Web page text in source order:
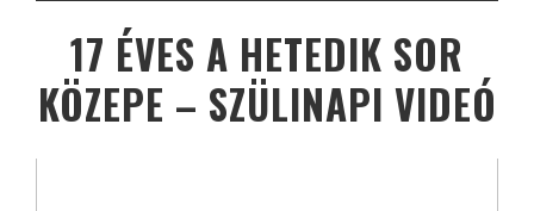
17 ÉVES A HETEDIK SOR
KÖZEPE – SZÜLINAPI VIDEÓ